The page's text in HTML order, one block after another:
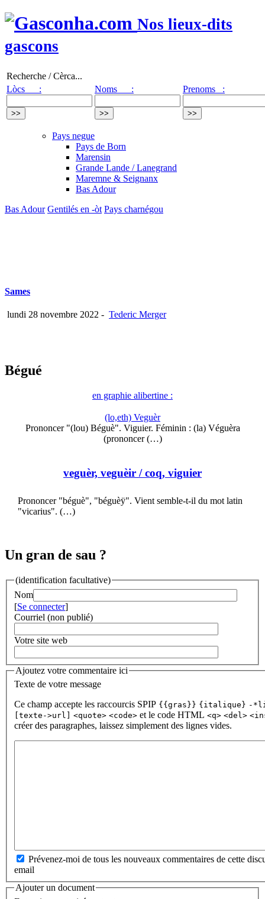
Nos lieux-dits
gascons
Recherche / Cèrca...
Lòcs :
Noms : Prenoms :
Pays negue
Pays de Born
Marensin
Grande Lande / Lanegrand
Maremne & Seignanx
Bas Adour
Bas Adour Gentilés en -òt Pays charnégou
Sames
lundi 28 novembre 2022 - Tederic Merger
Bégué
en graphie alibertine :
(lo,eth) Veguèr
Prononcer "(lou) Béguè". Viguier. Féminin : (la) Véguèra
(prononcer (…)
veguèr, veguèir / coq, viguier
Prononcer "béguè", "béguèÿ". Vient semble-t-il du mot latin
"vicarius". (…)
Un gran de sau ?
(identification facultative)
Nom
[Se connecter]
Courriel (non publié)
Votre site web
Ajoutez votre commentaire ici
Texte de votre message
Ce champ accepte les raccourcis SPIP {{gras}} {italique} -
[texte->url]
<quote> <code> et le code HTML <q> <del>
créer des paragraphes, laissez simplement des lignes vides.
Prévenez-moi de tous les nouveaux commentaires de cette
email
Ajouter un document